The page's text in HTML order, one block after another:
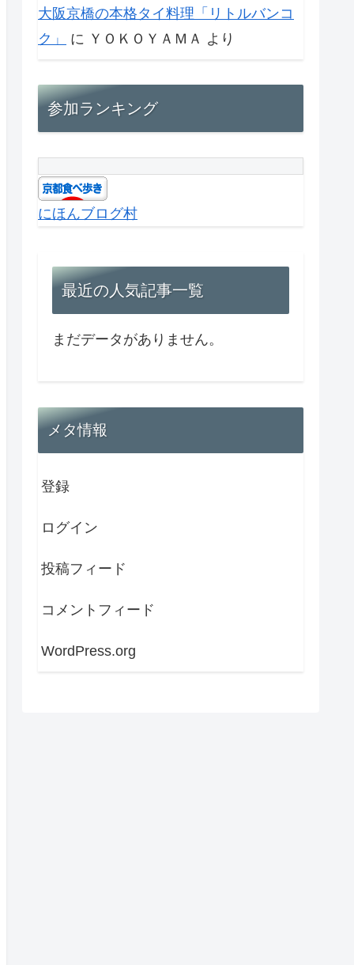
大阪京橋の本格タイ料理「リトルバンコ
ク」
に ＹＯＫＯＹＡＭＡ より
参加ランキング
にほんブログ村
最近の人気記事一覧
まだデータがありません。
メタ情報
登録
ログイン
投稿フィード
コメントフィード
WordPress.org